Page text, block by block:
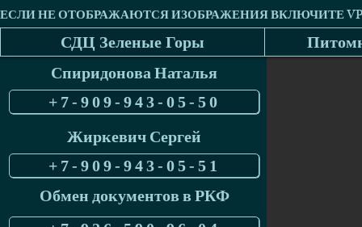
СДЦ Зеленые Горы
Спиридонова Наталья
+7-909-943-05-50
Жиркевич Сергей
+7-909-943-05-51
Обмен документов в РКФ